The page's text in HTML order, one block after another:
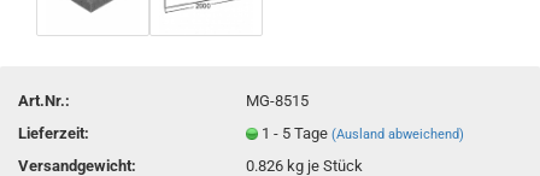
Art.Nr.:
MG-8515
Lieferzeit:
1 - 5 Tage(Ausland abweichend)
Versandgewicht: 0.826 kg je Stück